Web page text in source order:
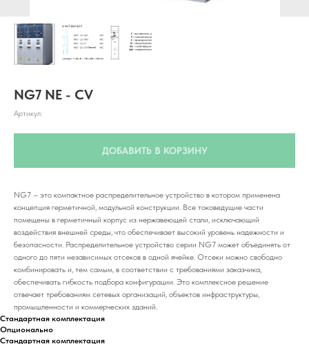
NG7 NE - CV
Артикул:
ДОБАВИТЬ В КОРЗИНУ
NG7 – это компактное распределительное устройство в котором применена
концепция герметичной, модульной конструкции. Все токоведущие части
помещены в герметичный корпус из нержавеющей стали, исключающий
воздействия внешней среды, что обеспечивает высокий уровень надежности и
безопасности. Распределительное устройство серии NG7 может объединять от
одного до пяти независимых отсеков в одной ячейке. Отсеки можно свободно
комбинировать и, тем самым, в соответствии с требованиями заказчика,
обеспечивать гибкость подбора конфигурации. Это комплексное решение
отвечает требованиям сетевых организаций, объектов инфраструктуры,
промышленности и коммерческих зданий.
Стандартная комплектация
Опционально
Стандартная комплектация